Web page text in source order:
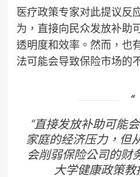
医疗政策专家对此提议反
为，直接向民众发放补助
透明度和效率。然而，也
法可能会导致保险市场的
“直接发放补助可能
家庭的经济压力，但
会削弱保险公司的财
大学健康政策教